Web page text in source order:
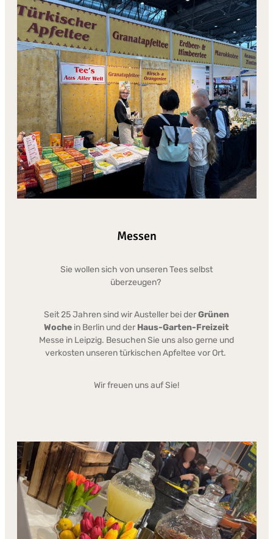
Messen
Sie wollen sich von unseren Tees selbst
überzeugen?
Seit 25 Jahren sind wir Austeller bei derGrünen
Woche in Berlin und der Haus-Garten-Freizeit
Messe in Leipzig. Besuchen Sie uns also gerne und
verkosten unseren türkischen Apfeltee vor Ort.
Wir freuen uns auf Sie!